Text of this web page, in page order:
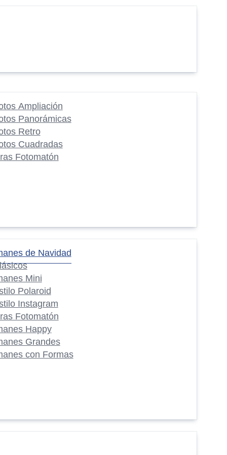
Ampliación
Panorámicas
Retro
Cuadradas
Fotomatón
de Navidad
Mini
Polaroid
Instagram
Fotomatón
Happy
Grandes
con Formas